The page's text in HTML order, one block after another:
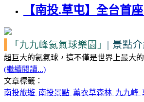
【南投.草屯】全台首
「九九峰氦氣球樂園」 | 景點
超巨大的氦氣球，這不僅是世界上最大
(繼續閱讀...)
文章標籤：
南投旅遊 南投景點 薰衣草森林 九九峰